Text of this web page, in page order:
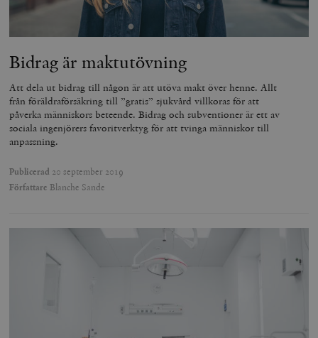
Bidrag är maktutövning
Att dela ut bidrag till någon är att utöva makt över henne. Allt
från föräldraförsäkring till ”gratis” sjukvård villkoras för att
påverka människors beteende. Bidrag och subventioner är ett av
sociala ingenjörers favoritverktyg för att tvinga människor till
anpassning.
Publicerad 20 september 2019
Författare Blanche Sande